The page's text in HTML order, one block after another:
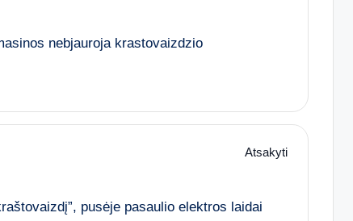
nebjauroja krastovaizdzio
Atsakyti
pusėje pasaulio elektros laidai